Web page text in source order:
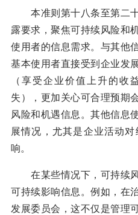
本准则第十八条至第二十
露要求，聚焦可持续风险和
使用者的信息需求。与其他
基本使用者直接受到企业发
（享受企业价值上升的收
失），更加关心可合理预期
风险和机遇信息。其他信息
展情况，尤其是企业活动
响。
在某些情况下，可持续风
可持续影响信息。例如，在
发展委员会，这不仅是管理